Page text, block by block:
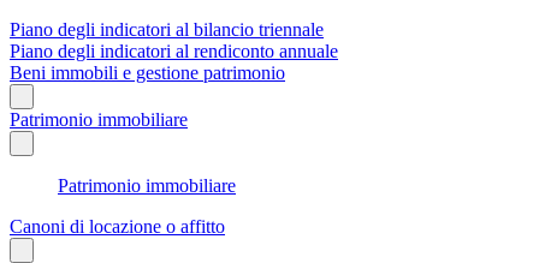
Piano degli indicatori al bilancio triennale
Piano degli indicatori al rendiconto annuale
Beni immobili e gestione patrimonio
Patrimonio immobiliare
Patrimonio immobiliare
Canoni di locazione o affitto